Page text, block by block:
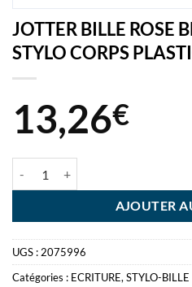
JOTTER BILLE ROSE
STYLO CORPS
13,26€
AJOUTER
UGS :2075996
Catégories : ECRITURE,STYLO-BILLE